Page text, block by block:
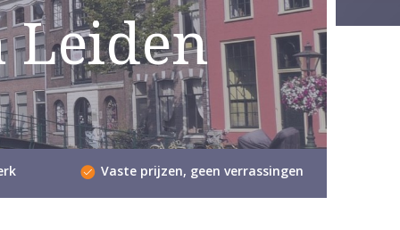
Leiden
Vaste prijzen, geen verrassingen